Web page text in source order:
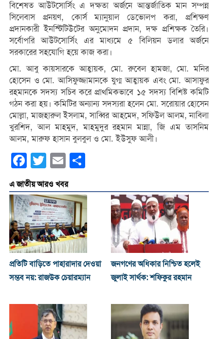
বিশেষত আউটসোর্সিং এ দক্ষতা অর্জনে আন্তর্জাতিক মান সম্পন্ন
সিলেবাস প্রনয়ণ, কোর্স ম্যানুয়াল ডেভোলপ করা, প্রশিক্ষণ
প্রদানকারী ইনস্টিটিউটের অনুমোদন প্রদান, দক্ষ প্রশিক্ষক তৈরি।
সর্বোপরি আউটসোর্সিং এর মাধ্যমে ৫ বিলিয়ন ডলার অর্জনে
সরকারের সহযোগি হয়ে কাজ করা।
মো. আবু কায়সারকে আহ্বায়ক, মো. রুবেল হামজা, মো. মনির
হোসেন ও মো. আসিফুজ্জামানকে যুগ্ম আহ্বায়ক এবং মো. আসাফুর
রহমানকে সদস্য সচিব করে প্রাথমিকভাবে ১৫ সদস্য বিশিষ্ট কমিটি
গঠন করা হয়। কমিটির অন্যান্য সদস্যরা হলেন মো. সরোয়ার হোসেন
মোল্লা, মাজহারুল ইসলাম, সাব্বির আহমেদ, সফিউল আলম, নাবিলা
খুরশিদ, আল মাহমুদ, মাহমুদুর রহমান মান্না, জি এম তাসনিম
আলম, মারুফ হাসান বুলবুল ও মো. ইউসুফ আলী।
Facebook
Twitter Email
এ জাতীয় আরও খবর
প্রতিটি বাড়িতে পাহারাদার দেওয়া
সম্ভব নয়: রাজউক চেয়ারম্যান
জনগণের অধিকার নিশ্চিত হলেই
জুলাই সার্থক: শফিকুর রহমান